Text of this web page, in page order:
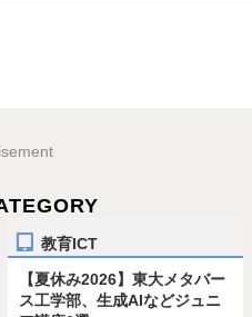
教育ICT
【夏休み2026】東大メタバー
ス工学部、生成AIなどジュニ